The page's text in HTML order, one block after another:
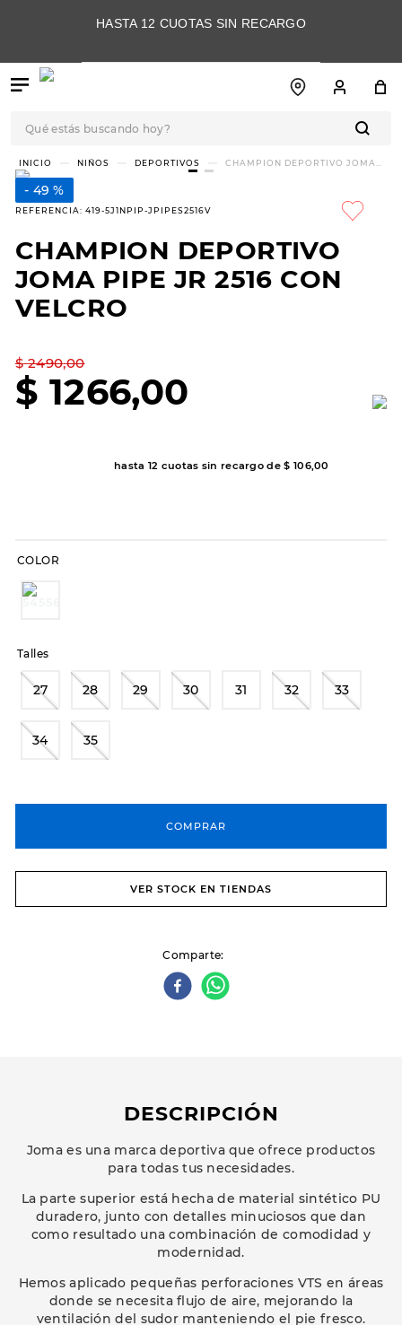
HASTA 12 CUOTAS SIN RECARGO
NIÑOS DEPORTIVOS
CHAMPION DEPORTIVO JOMA
49 %
REFERENCIA: 419-5J1NPIP-JPIPES2516V
CHAMPION DEPORTIVO
JOMA PIPE JR 2516 CON
VELCRO
$ 2490,00
$ 1266,00
hasta 12 cuotas sin recargo de$ 106,00
COLOR
Talles
27 28 29 30 31 32 33
34 35
COMPRAR
VER STOCK EN TIENDAS
Comparte
DESCRIPCIÓN
Joma es una marca deportiva que ofrece productos
para todas tus necesidades.
La parte superior está hecha de material sintético PU
duradero, junto con detalles minuciosos que dan
como resultado una combinación de comodidad y
modernidad.
Hemos aplicado pequeñas perforaciones VTS en áreas
donde se necesita flujo de aire, mejorando la
ventilación del sudor manteniendo el pie fresco.
TÉRMINOS MÁS
BUSCADOS
1
.
skechers slip-ins